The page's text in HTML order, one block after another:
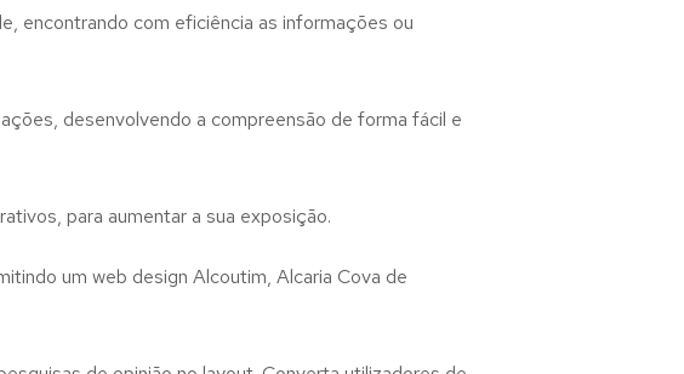
encontrando com eficiência as informações ou
desenvolvendo a compreensão de forma fácil e
para aumentar a sua exposição.
um web design Alcoutim, Alcaria Cova de